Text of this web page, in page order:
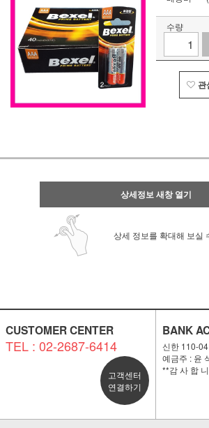
수량
관
상세정보 새창 열기
상세 정보를 확대해 보실
CUSTOMER CENTER
TEL : 02-2687-6414
고객센터
연결하기
BANK
신한 110-
예금주 : 윤
**감 사 합